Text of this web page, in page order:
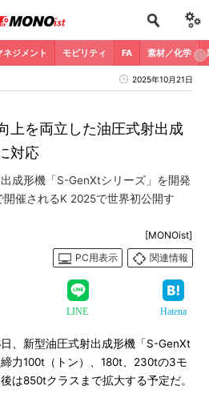
ネジメント モビリティ FA 素材／化学
2025年10月21日
上を両立した油圧式射出成
対応
成形機「S-GenXtシリーズ」を開発
開催されるK 2025で世界初公開す
[MONOist]
PC用表示
関連情報
LINE Hatena
、新型油圧式射出成形機「S-GenXt
力100t（トン）、180t、230tの3モ
は850tクラスまで拡大する予定だ。